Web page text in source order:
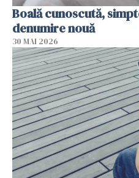
Boală cunoscută,
denumire nouă
30 MAI 2026